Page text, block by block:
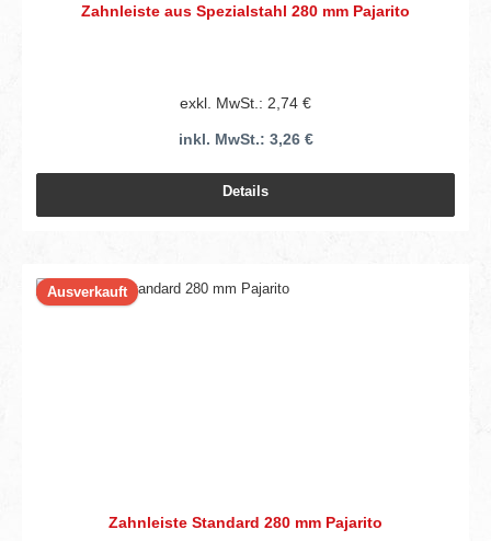
Zahnleiste aus Spezialstahl 280 mm Pajarito
exkl. MwSt.: 2,74 €
inkl. MwSt.: 3,26 €
Details
Ausverkauft
Zahnleiste Standard 280 mm Pajarito